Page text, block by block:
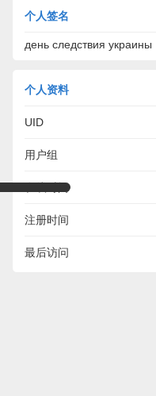
个人签名
день следствия украины
个人资料
UID
用户组
在线时间
注册时间
最后访问